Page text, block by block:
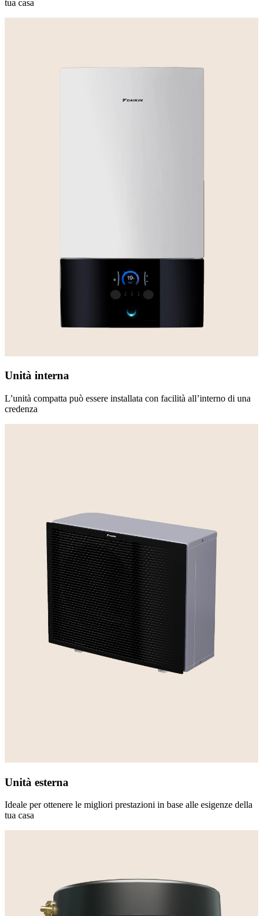
tua casa
Unità interna
L’unità compatta può essere installata con facilità all’interno di una
credenza
Unità esterna
Ideale per ottenere le migliori prestazioni in base alle esigenze della
tua casa